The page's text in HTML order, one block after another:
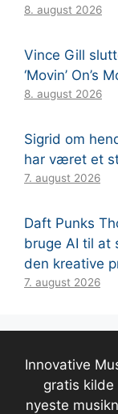
8. august 2026
Vince Gill
‘Movin’ On’s
8. august 2026
Sigrid om
har været et
7. august 2026
Daft Punks
bruge AI til at
den kreative
7. august 2026
Innovative
gratis kilde
nyeste